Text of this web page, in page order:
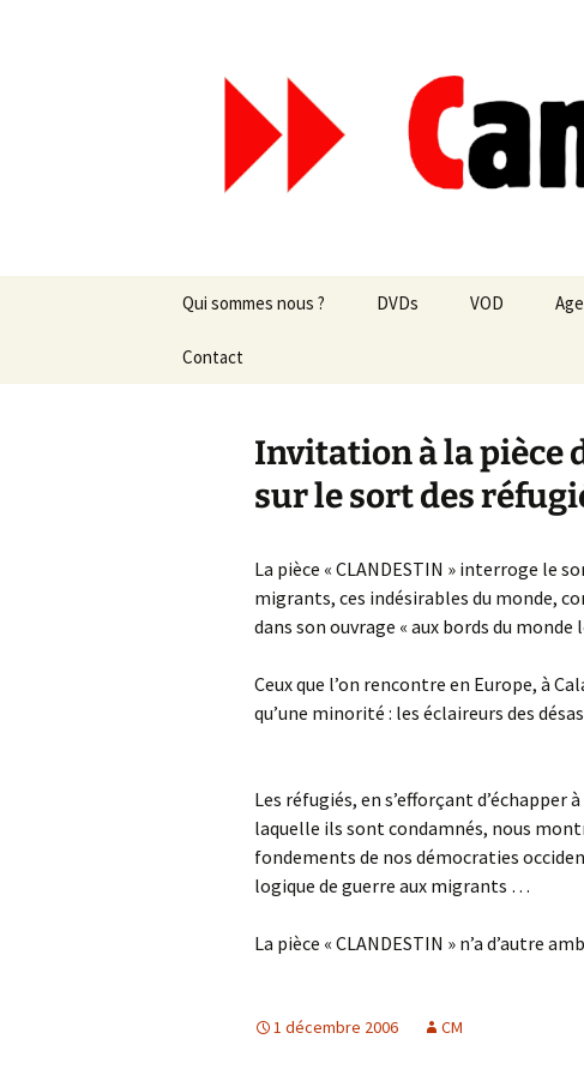
Canal
Qui sommes nous ?
Les revues de presse
Les projets
DVDs VOD
Contact
Invitation à la pièce
sur le sort des
La pièce « CLANDESTIN » interroge le
migrants, ces indésirables du monde,
dans son ouvrage « aux bords du monde
Ceux que l’on rencontre en Europe, à
qu’une minorité : les éclaireurs des
Les réfugiés, en s’efforçant d’échapper
laquelle ils sont condamnés, nous
fondements de nos démocraties
logique de guerre aux migrants …
La pièce « CLANDESTIN » n’a d’autre
1 décembre 2006 CM